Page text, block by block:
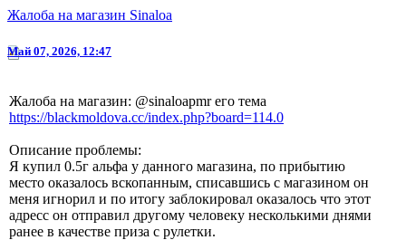
Жалоба на магазин Sinaloa
Май 07, 2026, 12:47
Жалоба на магазин: @sinaloapmr его тема
https://blackmoldova.cc/index.php?board=114.0
Описание проблемы:
Я купил 0.5г альфа у данного магазина, по прибытию
место оказалось вскопанным, списавшись с магазином он
меня игнорил и по итогу заблокировал оказалось что этот
адресс он отправил другому человеку несколькими днями
ранее в качестве приза с рулетки.